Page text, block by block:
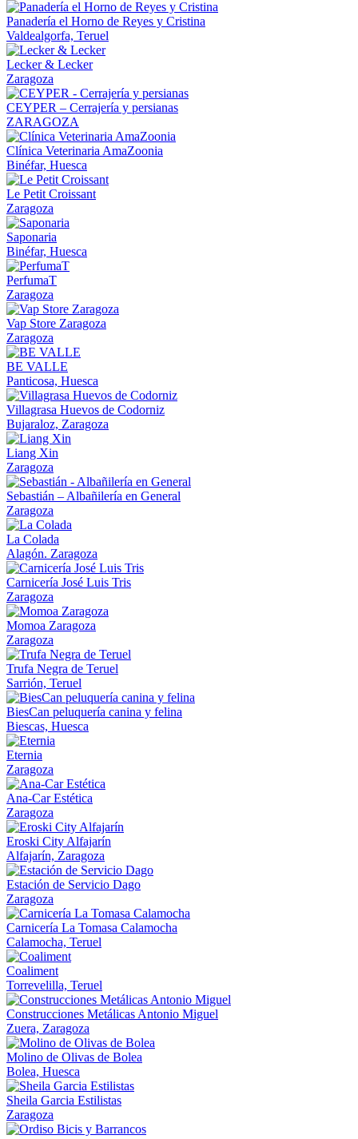
Panadería el Horno de Reyes y Cristina
Valdealgorfa, Teruel
Lecker & Lecker
Zaragoza
CEYPER – Cerrajería y persianas
ZARAGOZA
Clínica Veterinaria AmaZoonia
Binéfar, Huesca
Le Petit Croissant
Zaragoza
Saponaria
Binéfar, Huesca
PerfumaT
Zaragoza
Vap Store Zaragoza
Zaragoza
BE VALLE
Panticosa, Huesca
Villagrasa Huevos de Codorniz
Bujaraloz, Zaragoza
Liang Xin
Zaragoza
Sebastián – Albañilería en General
Zaragoza
La Colada
Alagón. Zaragoza
Carnicería José Luis Tris
Zaragoza
Momoa Zaragoza
Zaragoza
Trufa Negra de Teruel
Sarrión, Teruel
BiesCan peluquería canina y felina
Biescas, Huesca
Eternia
Zaragoza
Ana-Car Estética
Zaragoza
Eroski City Alfajarín
Alfajarín, Zaragoza
Estación de Servicio Dago
Zaragoza
Carnicería La Tomasa Calamocha
Calamocha, Teruel
Coaliment
Torrevelilla, Teruel
Construcciones Metálicas Antonio Miguel
Zuera, Zaragoza
Molino de Olivas de Bolea
Bolea, Huesca
Sheila Garcia Estilistas
Zaragoza